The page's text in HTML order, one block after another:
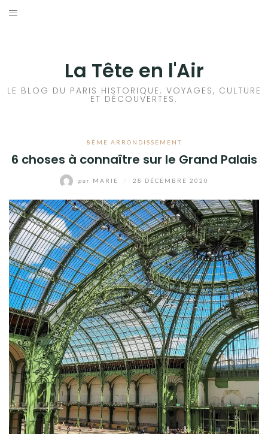
Aller
La Tête en l'Air
LE BLOG DU PARIS HISTORIQUE. VOYAGES, CULTURE
ET DÉCOUVERTES.
8ÈME ARRONDISSEMENT
6 choses à connaître sur le Grand Palais
par MARIE 28 DÉCEMBRE 2020
HISTOIRES EN ILE DE FRANCE